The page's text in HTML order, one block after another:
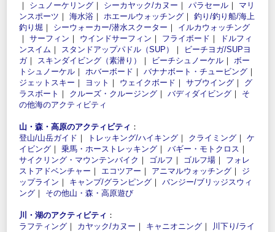
｜ シュノーケリング ｜ シーカヤック/カヌー ｜ パラセール ｜ マリ
ンスポーツ ｜ 海水浴 ｜ ホエールウォッチング ｜ 釣り/釣り船/海上
釣り堀 ｜ シーウォーカー/潜水スクーター ｜ イルカウォッチング
｜ サーフィン ｜ ウインドサーフィン ｜ フライボード ｜
ドルフィ
ンスイム ｜ スタンドアップパドル（SUP） ｜
ビーチヨガ/SUPヨ
ガ｜ スキンダイビング（素潜り） ｜ ビーチシュノーケル ｜ ボー
トシュノーケル ｜ ホバーボード ｜ バナナボート・チュービング ｜
ジェットスキー ｜ ヨット ｜ ウェイクボード ｜ サブウイング ｜ グ
ラスボート ｜ クルーズ・クルージング ｜ バディダイビング ｜ そ
の他海のアクティビティ
山・森・高原のアクティビティ ：
登山/山岳ガイド ｜ トレッキング/ハイキング ｜ クライミング ｜ ケ
イビング ｜ 乗馬・ホーストレッキング ｜ バギー・モトクロス ｜
サイクリング・マウンテンバイク ｜ ゴルフ ｜ ゴルフ場 ｜ フォレ
ストアドベンチャー ｜ エコツアー ｜ アニマルウォッチング ｜ ジ
ップライン ｜ キャンプ/グランピング ｜ バンジー/ブリッジスウィ
ング ｜ その他山・森・高原遊び
川・湖のアクティビティ ：
ラフティング ｜ カヤック/カヌー ｜ キャニオニング ｜
川下り/ライ